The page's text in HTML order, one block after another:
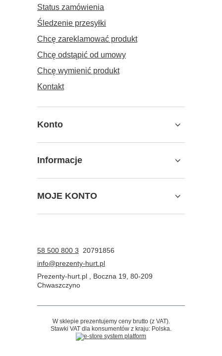
Status zamówienia
Śledzenie przesyłki
Chcę zareklamować produkt
Chcę odstąpić od umowy
Chcę wymienić produkt
Kontakt
Konto
Informacje
MOJE KONTO
58 500 800 3
20791856
info@prezenty-hurt.pl
Prezenty-hurt.pl
Boczna 19 80-209
Chwaszczyno
W sklepie prezentujemy ceny brutto (z VAT).
Stawki VAT dla konsumentów z kraju: Polska.